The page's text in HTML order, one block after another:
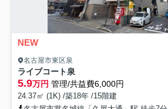
NEW
名古屋市東区泉
ライブコート泉
5.9万円 管理/共益費6,000円
24.37㎡ (1K) /築18年 /15階建